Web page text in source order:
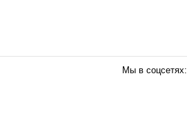
Мы в соцсетях: